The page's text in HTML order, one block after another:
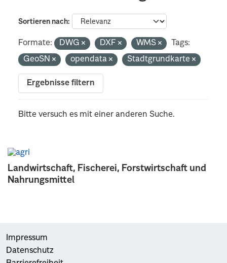
Landwirtschaft, Fischerei, Forstwirtschaft und
Nahrungsmittel
Sortieren nach
Formate: DWG DXF WMS
Tags:
GeoSN
opendata Stadtgrundkarte
Ergebnisse filtern
Bitte versuch es mit einer anderen Suche.
Impressum
Datenschutz